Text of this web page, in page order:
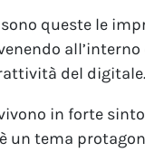
sono queste le
del digitale.
in forte
è un tema